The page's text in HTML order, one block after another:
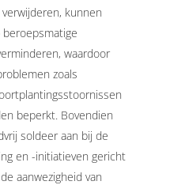
kunnen
waardoor
zoals
beperkt. Bovendien
soldeer aan bij de
en -initiatieven gericht
aanwezigheid van